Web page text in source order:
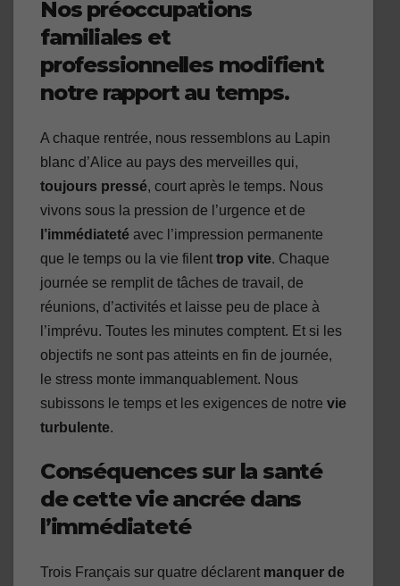
Nos préoccupations
familiales et
professionnelles modifient
notre rapport au temps.
A chaque rentrée, nous ressemblons au Lapin
blanc d’Alice au pays des merveilles qui,
toujours pressé, court après le temps. Nous
vivons sous la pression de l’urgence et de
l’immédiateté avec l’impression permanente
que le temps ou la vie filent trop vite. Chaque
journée se remplit de tâches de travail, de
réunions, d’activités et laisse peu de place à
l’imprévu. Toutes les minutes comptent. Et si les
objectifs ne sont pas atteints en fin de journée,
le stress monte immanquablement. Nous
subissons le temps et les exigences de notre vie
turbulente.
Conséquences sur la santé
de cette vie ancrée dans
l’immédiateté
Trois Français sur quatre déclarent manquer de